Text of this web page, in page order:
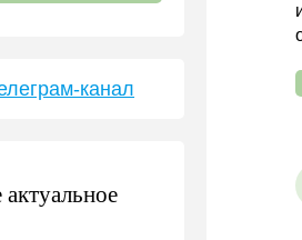
налог
канал